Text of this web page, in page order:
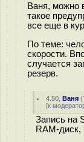
Ваня, можно
такое
все еще в
По теме:
скорости.
случается
резерв.
4.50 ,Ваня (
[к
Запись на
RAM-диск,